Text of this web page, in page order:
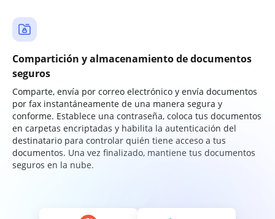
Compartición y almacenamiento de documentos
seguros
Comparte, envía por correo electrónico y envía documentos
por fax instantáneamente de una manera segura y
conforme. Establece una contraseña, coloca tus documentos
en carpetas encriptadas y habilita la autenticación del
destinatario para controlar quién tiene acceso a tus
documentos. Una vez finalizado, mantiene tus documentos
seguros en la nube.